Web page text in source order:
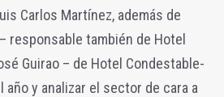
Carlos Martínez, además de
responsable también de Hotel
Guirao – de Hotel Condestable-
año y analizar el sector de cara a